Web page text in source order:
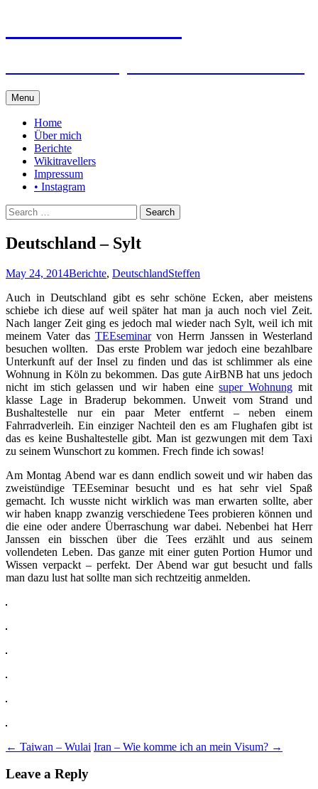
Menu Skip
to
content
Home
Über mich
Berichte
Wikitravellers
Impressum
• Instagram
Search
for:
Deutschland – Sylt
May 24, 2014Berichte, DeutschlandSteffen
Auch in Deutschland gibt es sehr schöne Ecken, aber meistens
schiebe ich diese auf weil später hat man ja auch noch viel Zeit.
Nach langer Zeit ging es jedoch mal wieder nach Sylt, weil ich mit
meinem Vater das TEEseminarvon Herrn Janssen in Westerland
besuchen wollten. Das erste Problem war jedoch eine bezahlbare
Unterkunft auf der Insel zu finden und das ist schlimmer als eine
Wohnung in Köln zu bekommen. Das gute AirBNB hat uns jedoch
nicht im stich gelassen und wir haben einesuper Wohnung mit
klasse Lage in Braderup bekommen. Unweit vom Strand und
Bushaltestelle nur ein paar Meter entfernt – neben einem
Fahrradverleih. Ein einziger Nachteil den es am Flughafen gibt ist
das es keine Bushaltestelle gibt. Man ist gezwungen mit dem Taxi
zu seinem Wunschort zu kommen. Frech finde ich sowas!
Am Montag Abend war es dann endlich soweit und wir haben das
zweistündige TEEseminar besucht und es hat sehr viel Spaß
gemacht. Ich wusste nicht wirklich was man erwarten sollte, aber
wir haben knapp zwanzig verschiedene Tees probieren können und
die eine oder andere Überraschung war dabei. Nebenbei hat Herr
Janssen ein bisschen über die Tees erzählt und aus seinem
vollendeten Leben. Das ganze mit einer guten Portion Humor und
Wissen verpackt – perfekt. Der Abend war gut besucht und falls
man dazu lust hat sollte man sich rechtzeitig anmelden.
Post
navigation
← Taiwan – Wulai Iran – Wie komme ich an mein Visum? →
Leave a Reply